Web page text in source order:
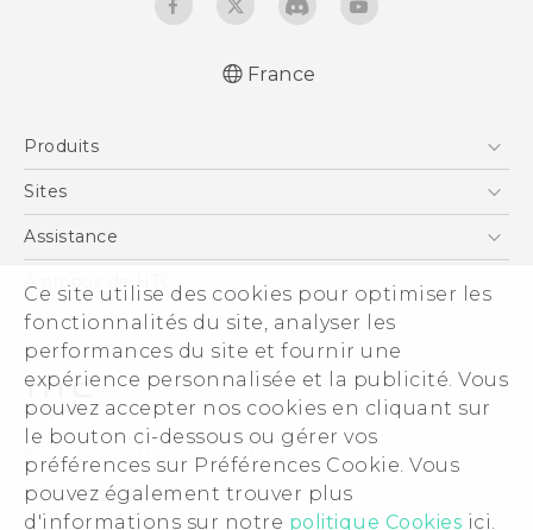
Ce site utilise des cookies pour optimiser les
fonctionnalités du site, analyser les
performances du site et fournir une
expérience personnalisée et la publicité. Vous
pouvez accepter nos cookies en cliquant sur
le bouton ci-dessous ou gérer vos
préférences sur Préférences Cookie. Vous
pouvez également trouver plus
d'informations sur notre politique Cookies ici.
réglementation
Safety and regulatory guide
France
Produits
Smartphones
Vive
Accessoires
Sites
HTC Vive
HTC Pro
Assistance
eCommerce Support
À propos de HTC
ESG
Informations sur la société
Sécurité du produit
Politique de confidentialité
Cookie Preferences
Carrières
© 2011-2026 HTC Corporation
Mentions Légales